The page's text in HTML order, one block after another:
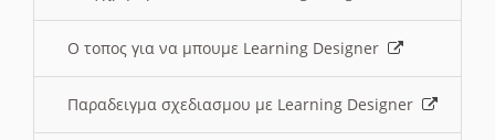
O τοπος για να μπουμε Learning Designer
Παραδειγμα σχεδιασμου με Learning Designer